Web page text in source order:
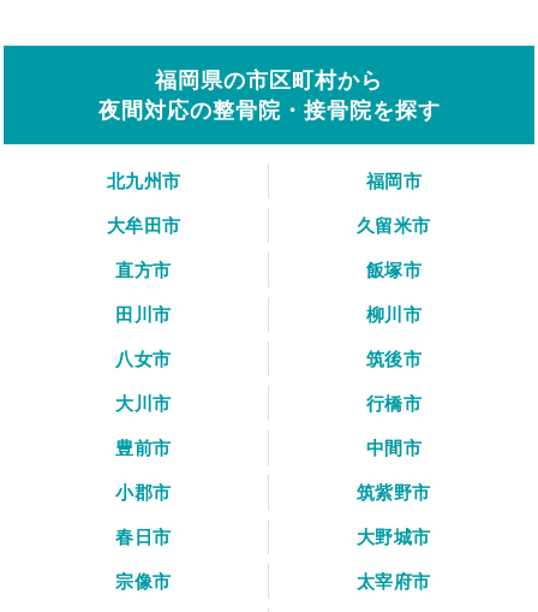
福岡県の市区町村から
夜間対応の整骨院・接骨院を探す
北九州市
福岡市
大牟田市
久留米市
直方市
飯塚市
田川市
柳川市
八女市
筑後市
大川市
行橋市
豊前市
中間市
小郡市
筑紫野市
春日市
大野城市
宗像市
太宰府市